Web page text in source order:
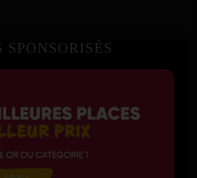
SPONSORISÉS